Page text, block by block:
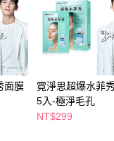
面顯示為準，若有關於
聯繫「AFTEE先享後付
support/home
享後付」服務完成之交
易相關給付款項請求債
面膜
霓淨思超爆水菲
5入-極淨毛孔
NT$299